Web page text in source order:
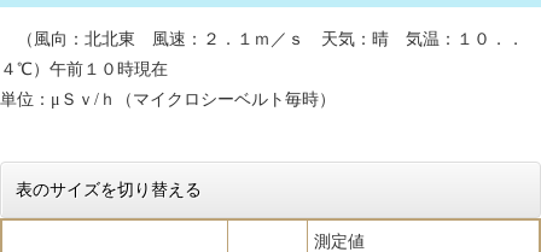
（風向：北北東 風速：２．１ｍ／ｓ 天気：晴 気温：１０．．
４℃）午前１０時現在
単位：μＳｖ/ｈ（マイクロシーベルト毎時）
表のサイズを切り替える
測定値